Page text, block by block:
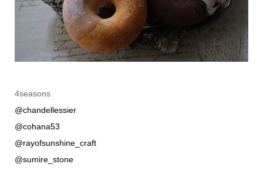
4seasons
@chandellessier
@cohana53
@rayofsunshine_craft
@sumire_stone